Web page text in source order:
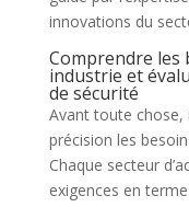
innovations du
Comprendre les
industrie et
de sécurité
Avant toute chose,
précision les
Chaque secteur
exigences en